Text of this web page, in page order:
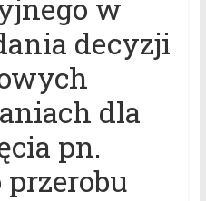
w
decyzji
dla
pn.